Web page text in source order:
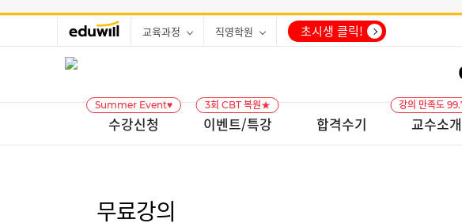
교육과정 직영학원 초시생 클릭!
수강신청
Summer Event♥
이벤트/특강
3회 CBT 복원★
합격수기 교수소개
강의 만족도
무료강의